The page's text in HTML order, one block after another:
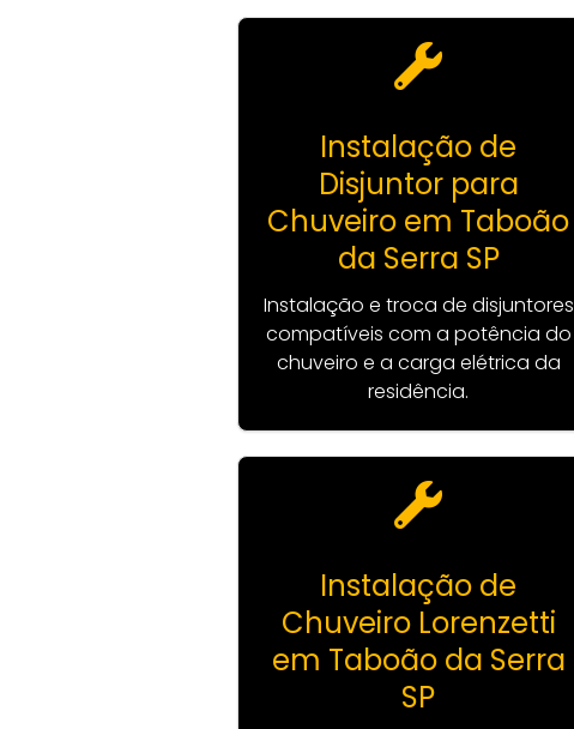
Instalação de
Disjuntor para
Chuveiro em Taboão
da Serra SP
Instalação e troca de disjuntores
compatíveis com a potência do
chuveiro e a carga elétrica da
residência.
Instalação de
Chuveiro Lorenzetti
em Taboão da Serra
SP